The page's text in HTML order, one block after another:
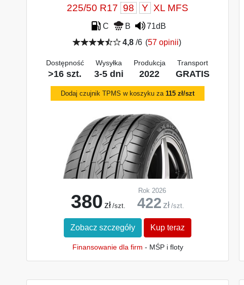
225/50 R17 98 Y XL MFS
C B
71dB
4,8/6 (57 opinii)
Dostępność
>16 szt.
Wysyłka
3-5 dni
Produkcja
2022
Transport
GRATIS
Dodaj czujnik TPMS w koszyku za 115 zł/szt
380 zł /szt.
Rok 2026
422 zł /szt.
Zobacz szczegóły Kup teraz
Finansowanie dla firm - MŚP i floty